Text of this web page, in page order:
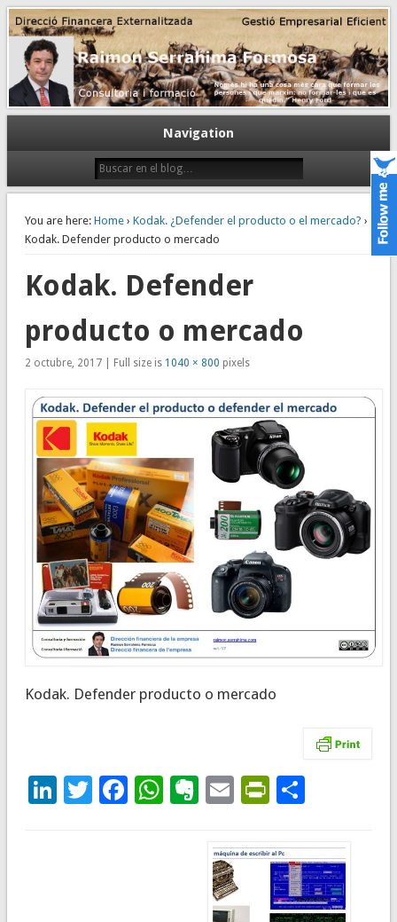
Dirección financiera de la PyME
Gestión empresarial eficiente. Dirección financiera externalizada.
Navigation
You are here: Home› Kodak. ¿Defender el producto o el mercado? ›
Kodak. Defender producto o mercado
Kodak. Defender
producto o mercado
2 octubre, 2017 | Full size is 1040 × 800 pixels
Kodak. Defender producto o mercado
LinkedIn
Twitter
Facebook
WhatsApp
Evernote
Email